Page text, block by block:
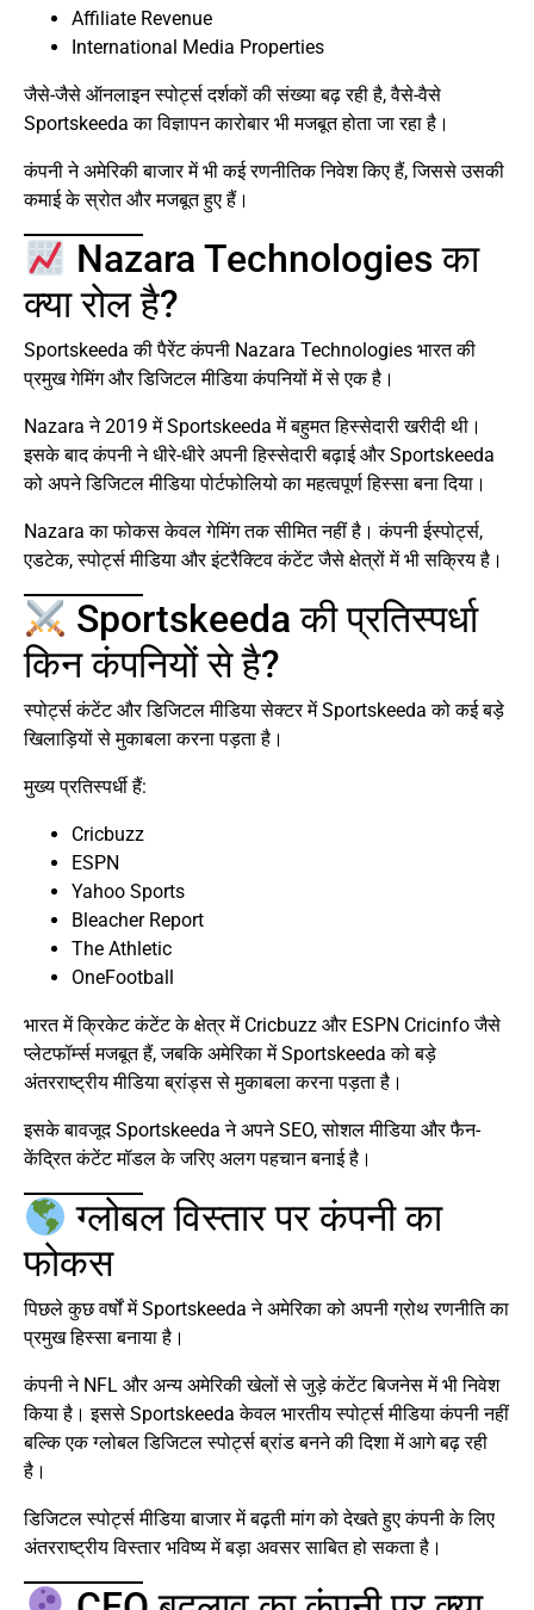
Affiliate Revenue
International Media Properties
जैसे-जैसे ऑनलाइन स्पोर्ट्स दर्शकों की संख्या बढ़ रही है, वैसे-वैसे
Sportskeeda का विज्ञापन कारोबार भी मजबूत होता जा रहा है।
कंपनी ने अमेरिकी बाजार में भी कई रणनीतिक निवेश किए हैं, जिससे उसकी
कमाई के स्रोत और मजबूत हुए हैं।
Nazara Technologies का
क्या रोल है?
Sportskeeda की पैरेंट कंपनी Nazara Technologies भारत की
प्रमुख गेमिंग और डिजिटल मीडिया कंपनियों में से एक है।
Nazara ने 2019 में Sportskeeda में बहुमत हिस्सेदारी खरीदी थी।
इसके बाद कंपनी ने धीरे-धीरे अपनी हिस्सेदारी बढ़ाई और Sportskeeda
को अपने डिजिटल मीडिया पोर्टफोलियो का महत्वपूर्ण हिस्सा बना दिया।
Nazara का फोकस केवल गेमिंग तक सीमित नहीं है। कंपनी ईस्पोर्ट्स,
एडटेक, स्पोर्ट्स मीडिया और इंटरैक्टिव कंटेंट जैसे क्षेत्रों में भी सक्रिय है।
Sportskeeda की प्रतिस्पर्धा
किन कंपनियों से है?
स्पोर्ट्स कंटेंट और डिजिटल मीडिया सेक्टर में Sportskeeda को कई बड़े
खिलाड़ियों से मुकाबला करना पड़ता है।
मुख्य प्रतिस्पर्धी हैं:
Cricbuzz
ESPN
Yahoo Sports
Bleacher Report
The Athletic
OneFootball
भारत में क्रिकेट कंटेंट के क्षेत्र में Cricbuzz और ESPN Cricinfo जैसे
प्लेटफॉर्म्स मजबूत हैं, जबकि अमेरिका में Sportskeeda को बड़े
अंतरराष्ट्रीय मीडिया ब्रांड्स से मुकाबला करना पड़ता है।
इसके बावजूद Sportskeeda ने अपने SEO, सोशल मीडिया और फैन-
केंद्रित कंटेंट मॉडल के जरिए अलग पहचान बनाई है।
ग्लोबल विस्तार पर कंपनी का
फोकस
पिछले कुछ वर्षों में Sportskeeda ने अमेरिका को अपनी ग्रोथ रणनीति का
प्रमुख हिस्सा बनाया है।
कंपनी ने NFL और अन्य अमेरिकी खेलों से जुड़े कंटेंट बिजनेस में भी निवेश
किया है। इससे Sportskeeda केवल भारतीय स्पोर्ट्स मीडिया कंपनी नहीं
बल्कि एक ग्लोबल डिजिटल स्पोर्ट्स ब्रांड बनने की दिशा में आगे बढ़ रही
है।
डिजिटल स्पोर्ट्स मीडिया बाजार में बढ़ती मांग को देखते हुए कंपनी के लिए
अंतरराष्ट्रीय विस्तार भविष्य में बड़ा अवसर साबित हो सकता है।